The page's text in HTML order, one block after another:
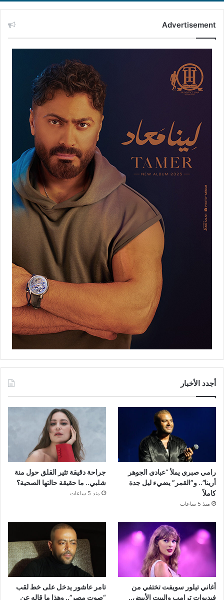
Advertisement
أجدد الأخبار
رامي صبري يملأ “عبادي الجوهر
أرينا”.. و”القمر” يضيء ليل جدة
كاملاً
منذ 5 ساعات
جراحة دقيقة تثير القلق حول منة
شلبي.. ما حقيقة حالتها الصحية؟
منذ 5 ساعات
أغاني تيلور سويفت تختفي من
فيديوات ترامب والبيت الأبيض..
تامر عاشور يدخل على خط لقب
“صوت مصر”.. وهذا ما قاله عن